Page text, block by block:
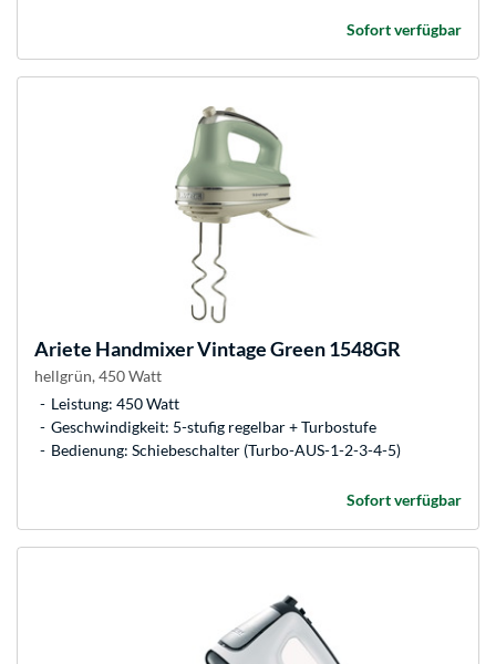
Sofort verfügbar
Ariete Handmixer Vintage Green 1548GR
hellgrün, 450 Watt
Leistung: 450 Watt
Geschwindigkeit: 5-stufig regelbar + Turbostufe
Bedienung: Schiebeschalter (Turbo-AUS-1-2-3-4-5)
Sofort verfügbar